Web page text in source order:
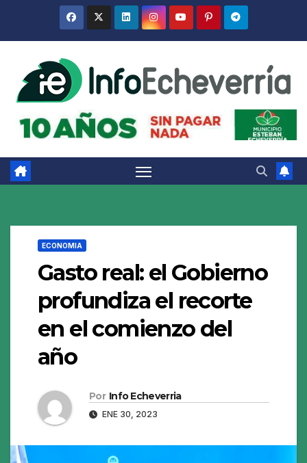
ECONOMIA
Gasto real: el Gobierno
profundiza el recorte
en el comienzo del
año
Por Info Echeverria
ENE 30, 2023